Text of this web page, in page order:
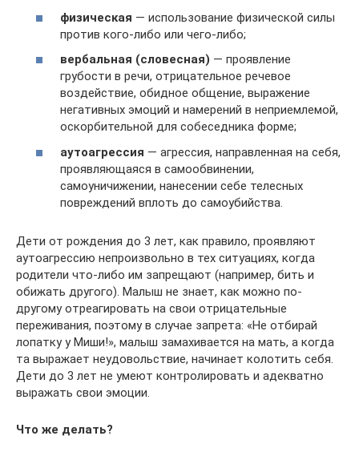
физическая — использование физической силы
против кого-либо или чего-либо;
вербальная (словесная) — проявление
грубости в речи, отрицательное речевое
воздействие, обидное общение, выражение
негативных эмоций и намерений в неприемлемой,
оскорбительной для собеседника форме;
аутоагрессия — агрессия, направленная на себя,
проявляющаяся в самообвинении,
самоуничижении, нанесении себе телесных
повреждений вплоть до самоубийства.
Дети от рождения до 3 лет, как правило, проявляют
аутоагрессию непроизвольно в тех ситуациях, когда
родители что-либо им запрещают (например, бить и
обижать другого). Малыш не знает, как можно по-
другому отреагировать на свои отрицательные
переживания, поэтому в случае запрета: «Не отбирай
лопатку у Миши!», малыш замахивается на мать, а когда
та выражает неудовольствие, начинает колотить себя.
Дети до 3 лет не умеют контролировать и адекватно
выражать свои эмоции.
Что же делать?